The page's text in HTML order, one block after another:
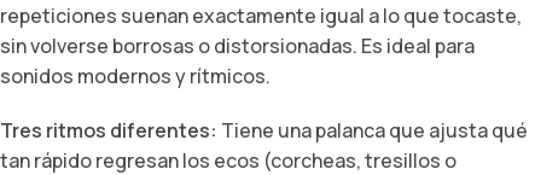
repeticiones suenan exactamente igual a lo que tocaste,
sin volverse borrosas o distorsionadas. Es ideal para
sonidos modernos y rítmicos.
Tres ritmos diferentes: Tiene una palanca que ajusta qué
tan rápido regresan los ecos (corcheas,tresillos o